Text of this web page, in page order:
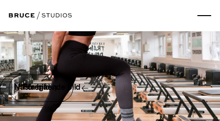
Föregående bild
Nästa bild